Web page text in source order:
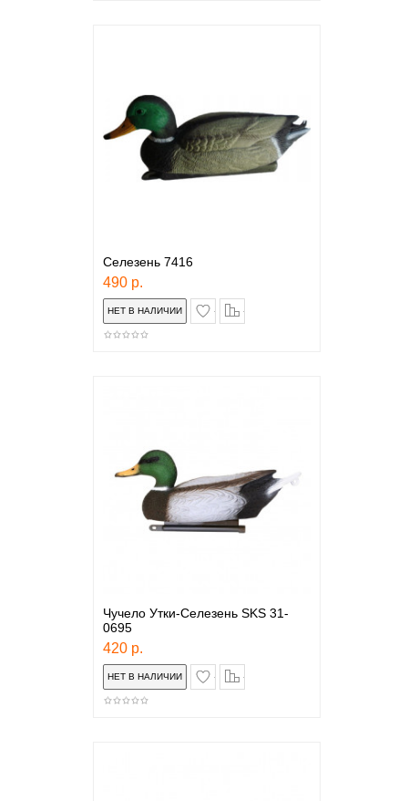
Селезень 7416
490 р.
в закладки
Чучело Утки-Селезень SKS 31-
0695
420 р.
в закладки